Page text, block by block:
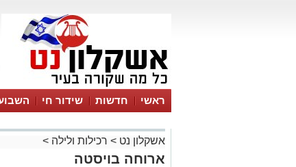
ראשי חדשות שידור חי
אשקלון נט > רכילות ולילה >
ארוחה בויסטה